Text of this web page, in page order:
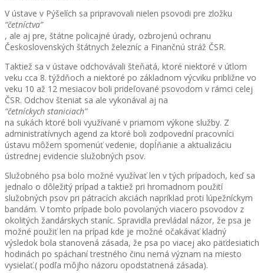
V ústave v Pýšelích sa pripravovali nielen psovodi pre zložku
“četníctva”
, ale aj pre, štátne policajné úrady, ozbrojenú ochranu
Československých štátnych železníc a Finančnú stráž ČSR.
Taktiež sa v ústave odchovávali šteňatá, ktoré niektoré v útlom
veku cca 8. týždňoch a niektoré po základnom výcviku približne vo
veku 10 až 12 mesiacov boli prideľované psovodom v rámci celej
ČSR. Odchov šteniat sa ale vykonával aj na
“četníckych staniciach”
na sukách ktoré boli využívané v priamom výkone služby. Z
administratívnych agend za ktoré boli zodpovední pracovníci
ústavu môžem spomenúť vedenie, dopĺňanie a aktualizáciu
ústrednej evidencie služobných psov.
Služobného psa bolo možné využívať len v tých prípadoch, keď sa
jednalo o dôležitý prípad a taktiež pri hromadnom použití
služobných psov pri pátracích akciách napríklad proti lúpežníckym
bandám. V tomto prípade bolo povolaných viacero psovodov z
okolitých žandárskych staníc. Spravidla prevládal názor, že psa je
možné použiť len na prípad kde je možné očakávať kladný
výsledok bola stanovená zásada, že psa po viacej ako päťdesiatich
hodinách po spáchaní trestného činu nemá význam na miesto
vysielať.( podľa môjho názoru opodstatnená zásada).